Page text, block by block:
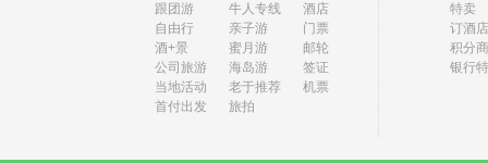
跟团游 牛人专线
酒店
自由行
亲子游
门票
酒+景
蜜月游
邮轮
公司旅游
海岛游
签证
当地活动
老于推荐
机票
首付出发
旅拍
特卖
订酒
积分
银行